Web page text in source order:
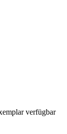
verfügbar